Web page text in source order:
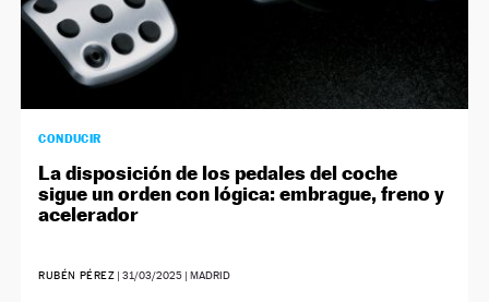
CONDUCIR
La disposición de los pedales del coche
sigue un orden con lógica: embrague, freno y
acelerador
RUBÉN PÉREZ |31/03/2025 | MADRID